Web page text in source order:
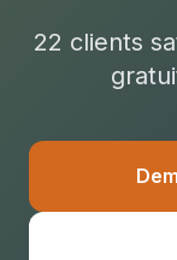
22 clients